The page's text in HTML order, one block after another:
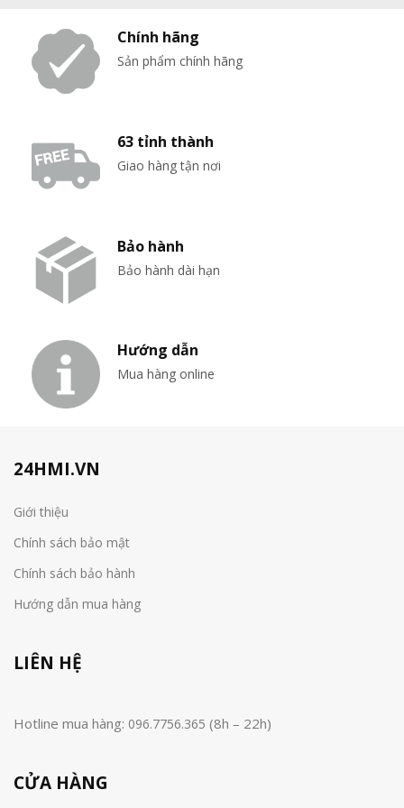
Chính hãng
Sản phẩm chính hãng
63 tỉnh thành
Giao hàng tận nơi
Bảo hành
Bảo hành dài hạn
Hướng dẫn
Mua hàng online
24HMI.VN
Giới thiệu
Chính sách bảo mật
Chính sách bảo hành
Hướng dẫn mua hàng
LIÊN HỆ
Hotline mua hàng: 096.7756.365 (8h – 22h)
CỬA HÀNG